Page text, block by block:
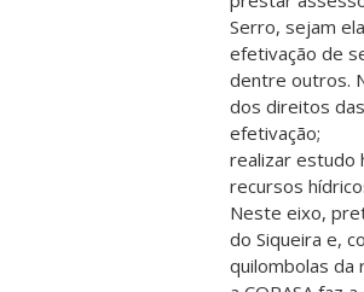
Serro, sejam
efetivação de
dentre outros.
dos direitos
efetivação;
realizar estudo
recursos
Neste eixo,
do Siqueira e,
quilombolas da